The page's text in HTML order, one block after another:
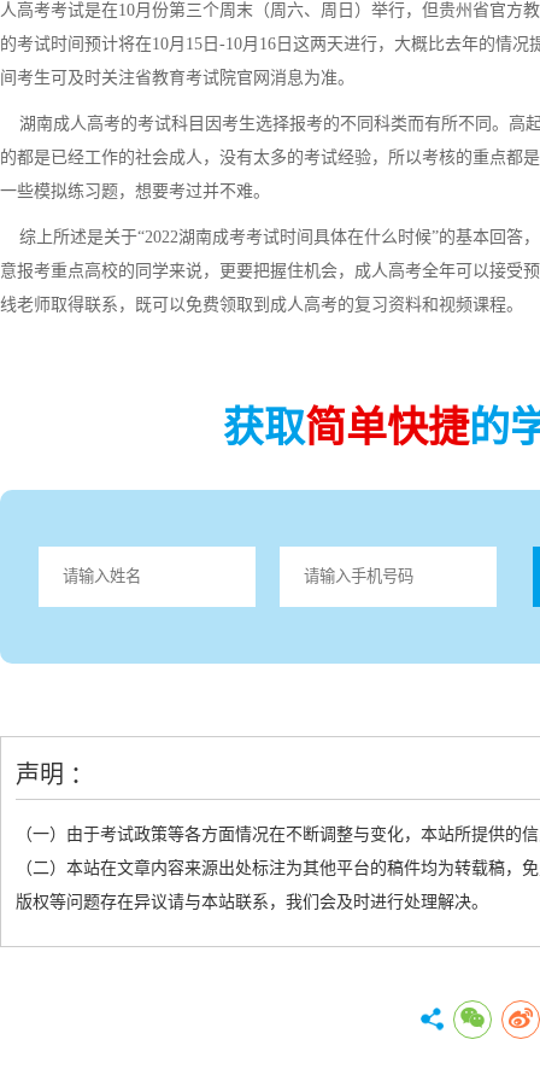
人高考考试是在10月份第三个周末（周六、周日）举行，但贵州省官方
的考试时间预计将在10月15日-10月16日这两天进行，大概比去年的情
间考生可及时关注省教育考试院官网消息为准。
湖南成人高考的考试科目因考生选择报考的不同科类而有所不同。高
的都是已经工作的社会成人，没有太多的考试经验，所以考核的重点都
一些模拟练习题，想要考过并不难。
综上所述是关于“2022湖南成考考试时间具体在什么时候”的基本回答
意报考重点高校的同学来说，更要把握住机会，成人高考全年可以接受
线老师取得联系，既可以免费领取到成人高考的复习资料和视频课程。
获取简单快捷的
声明 ：
（一）由于考试政策等各方面情况在不断调整与变化，本站所提供的
（二）本站在文章内容来源出处标注为其他平台的稿件均为转载稿
版权等问题存在异议请与本站联系，我们会及时进行处理解决。